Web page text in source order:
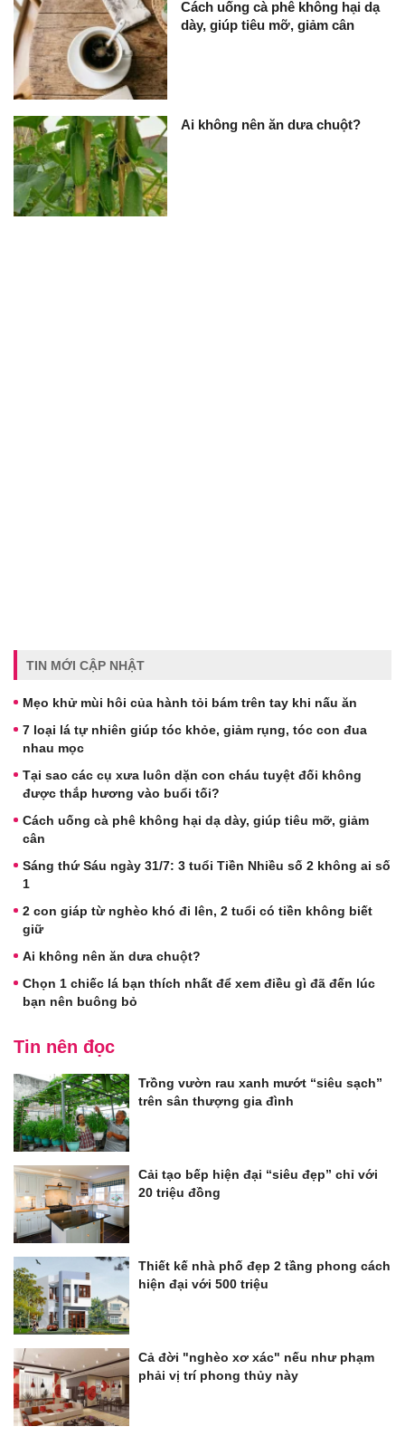
Cách uống cà phê không hại dạ
dày, giúp tiêu mỡ, giảm cân
Ai không nên ăn dưa chuột?
TIN MỚI CẬP NHẬT
Mẹo khử mùi hôi của hành tỏi bám trên tay khi nấu ăn
7 loại lá tự nhiên giúp tóc khỏe, giảm rụng, tóc con đua
nhau mọc
Tại sao các cụ xưa luôn dặn con cháu tuyệt đối không
được thắp hương vào buổi tối?
Cách uống cà phê không hại dạ dày, giúp tiêu mỡ, giảm
cân
Sáng thứ Sáu ngày 31/7: 3 tuổi Tiền Nhiều số 2 không ai số
1
2 con giáp từ nghèo khó đi lên, 2 tuổi có tiền không biết
giữ
Ai không nên ăn dưa chuột?
Chọn 1 chiếc lá bạn thích nhất để xem điều gì đã đến lúc
bạn nên buông bỏ
Tin nên đọc
Trồng vườn rau xanh mướt “siêu sạch”
trên sân thượng gia đình
Cải tạo bếp hiện đại “siêu đẹp” chỉ với
20 triệu đồng
Thiết kế nhà phố đẹp 2 tầng phong cách
hiện đại với 500 triệu
Cả đời "nghèo xơ xác" nếu như phạm
phải vị trí phong thủy này